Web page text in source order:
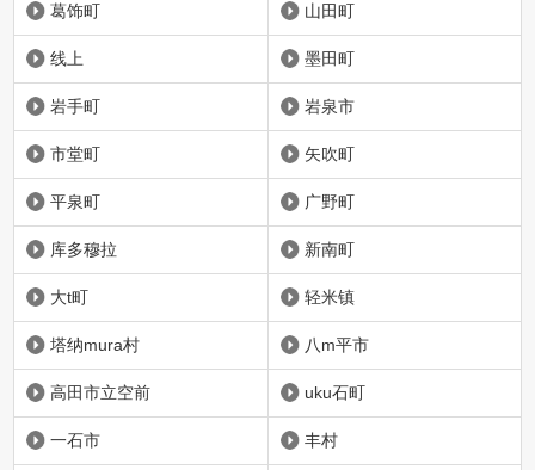
葛饰町 山田町
线上 墨田町
岩手町 岩泉市
市堂町 矢吹町
平泉町 广野町
库多穆拉 新南町
大t町 轻米镇
塔纳mura村 八m平市
高田市立空前 uku石町
一石市 丰村